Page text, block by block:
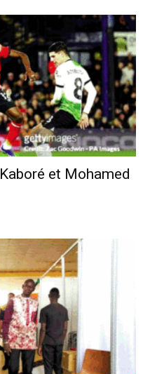
et Mohamed